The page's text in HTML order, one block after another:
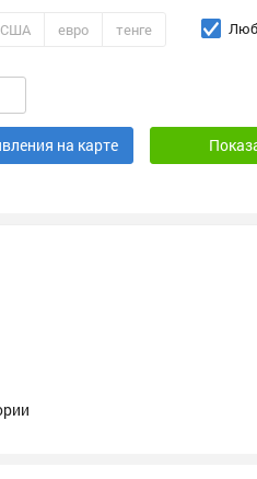
США евро тенге
на карте